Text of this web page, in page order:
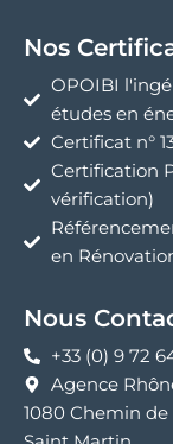
Nos
OPOIBI
études en
Certificat n°
Certification
vérification)
en
Nous
+33 (0) 9 72
Agence
1080 Chemin